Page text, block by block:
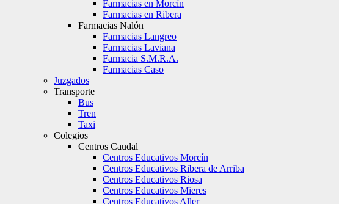
Farmacias en Morcín
Farmacias en Ribera
Farmacias Nalón
Farmacias Langreo
Farmacias Laviana
Farmacia S.M.R.A.
Farmacias Caso
Juzgados
Transporte
Bus
Tren
Taxi
Colegios
Centros Caudal
Centros Educativos Morcín
Centros Educativos Ribera de Arriba
Centros Educativos Riosa
Centros Educativos Mieres
Centros Educativos Aller